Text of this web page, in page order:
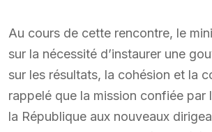
Au cours de cette rencontre, le
sur la nécessité d’instaurer une
sur les résultats, la cohésion et la
rappelé que la mission confiée par
la République aux nouveaux